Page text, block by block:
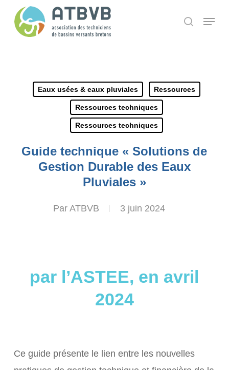
search
Menu
Eaux usées & eaux pluviales Ressources
Ressources techniques
Ressources techniques
Guide technique « Solutions de
Gestion Durable des Eaux
Pluviales »
Par ATBVB 3 juin 2024
par l’ASTEE, en avril
2024
Ce guide présente le lien entre les nouvelles
Panneau de gestion des cookies